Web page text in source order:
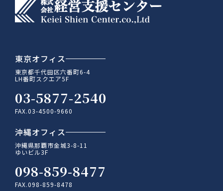
東京オフィス
東京都千代田区六番町6-4
LH番町スクエア5F
03-5877-2540
FAX.03-4500-9660
沖縄オフィス
沖縄県那覇市金城3-8-11
ゆいビル3F
098-859-8477
FAX.098-859-8478